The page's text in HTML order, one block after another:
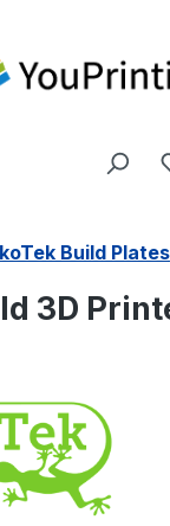
Build Plates
3D